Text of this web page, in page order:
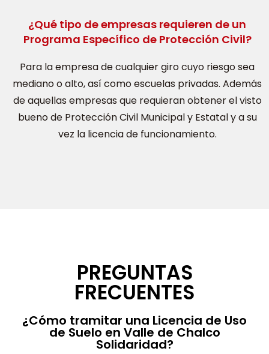
¿Qué tipo de empresas requieren de un
Programa Específico de Protección Civil?
Para la empresa de cualquier giro cuyo riesgo sea
mediano o alto, así como escuelas privadas. Además
de aquellas empresas que requieran obtener el visto
bueno de Protección Civil Municipal y Estatal y a su
vez la licencia de funcionamiento.
PREGUNTAS
FRECUENTES
¿Cómo tramitar una Licencia de Uso
de Suelo en Valle de Chalco
Solidaridad?